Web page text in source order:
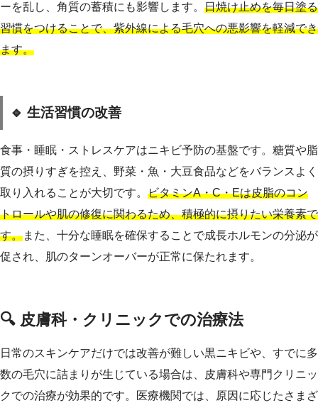
ーを乱し、角質の蓄積にも影響します。 日焼け止めを毎日塗る
習慣をつけることで、紫外線による毛穴への悪影響を軽減でき
ます。
🔹 生活習慣の改善
食事・睡眠・ストレスケアはニキビ予防の基盤です。糖質や脂
質の摂りすぎを控え、野菜・魚・大豆食品などをバランスよく
取り入れることが大切です。 ビタミンA・C・Eは皮脂のコン
トロールや肌の修復に関わるため、積極的に摂りたい栄養素で
す。また、十分な睡眠を確保することで成長ホルモンの分泌が
促され、肌のターンオーバーが正常に保たれます。
🔍 皮膚科・クリニックでの治療法
日常のスキンケアだけでは改善が難しい黒ニキビや、すでに多
数の毛穴に詰まりが生じている場合は、皮膚科や専門クリニッ
クでの治療が効果的です。医療機関では、原因に応じたさまざ